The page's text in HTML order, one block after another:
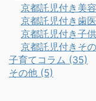
京都託児付き美
京都託児付き歯
京都託児付き子
京都託児付きそ
子育てコラム (35)
その他 (5)